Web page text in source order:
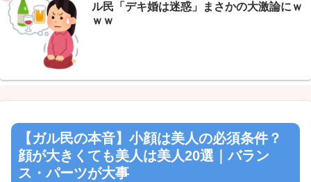
ル民「デキ婚は迷惑」まさかの大激論にｗ
ｗｗ
【ガル民の本音】小顔は美人の必須条件？
顔が大きくても美人は美人20選｜バラン
ス・パーツが大事